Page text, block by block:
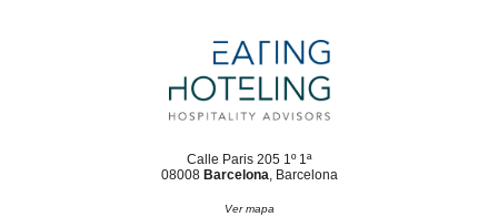
Calle Paris 205 1º 1ª
08008 Barcelona, Barcelona
Ver mapa